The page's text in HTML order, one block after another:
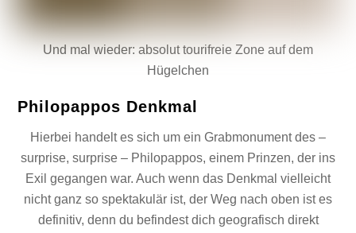
Und mal wieder: absolut tourifreie Zone auf dem
Hügelchen
Philopappos Denkmal
Hierbei handelt es sich um ein Grabmonument des –
surprise, surprise – Philopappos, einem Prinzen, der ins
Exil gegangen war. Auch wenn das Denkmal vielleicht
nicht ganz so spektakulär ist, der Weg nach oben ist es
definitiv, denn du befindest dich geografisch direkt